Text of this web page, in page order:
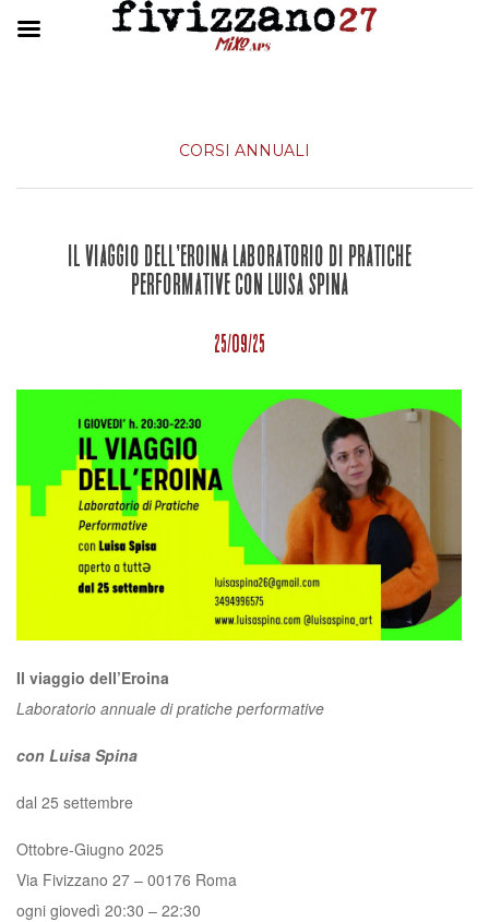
CORSI ANNUALI
Il viaggio dell’Eroina Laboratorio di pratiche
performative con Luisa Spina
25/09/25
Il viaggio dell’Eroina
Laboratorio annuale di pratiche performative
con Luisa Spina
dal 25 settembre
Ottobre-Giugno 2025
Via Fivizzano 27 – 00176 Roma
ogni giovedì 20:30 – 22:30